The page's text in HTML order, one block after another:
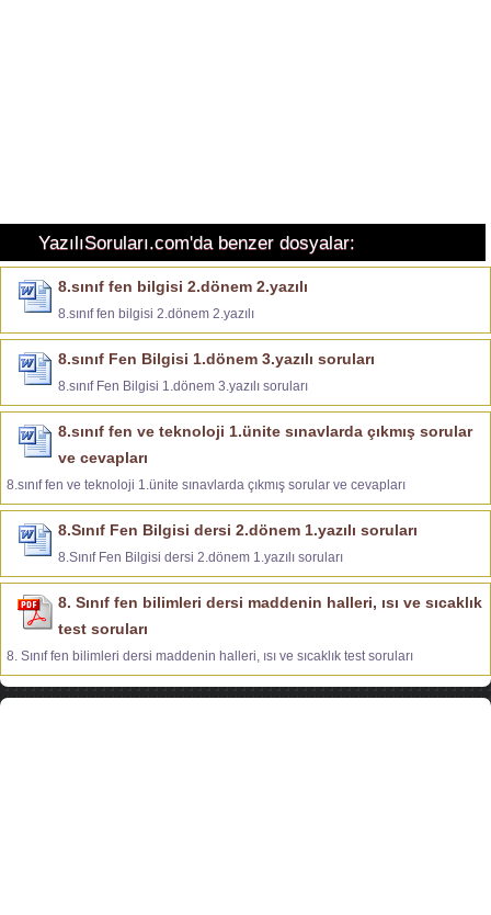
YazılıSoruları.com'da benzer dosyalar:
8.sınıf fen bilgisi 2.dönem 2.yazılı
8.sınıf fen bilgisi 2.dönem 2.yazılı
8.sınıf Fen Bilgisi 1.dönem 3.yazılı soruları
8.sınıf Fen Bilgisi 1.dönem 3.yazılı soruları
8.sınıf fen ve teknoloji 1.ünite sınavlarda çıkmış sorular
ve cevapları
8.sınıf fen ve teknoloji 1.ünite sınavlarda çıkmış sorular ve cevapları
8.Sınıf Fen Bilgisi dersi 2.dönem 1.yazılı soruları
8.Sınıf Fen Bilgisi dersi 2.dönem 1.yazılı soruları
8. Sınıf fen bilimleri dersi maddenin halleri, ısı ve sıcaklık
test soruları
8. Sınıf fen bilimleri dersi maddenin halleri, ısı ve sıcaklık test soruları